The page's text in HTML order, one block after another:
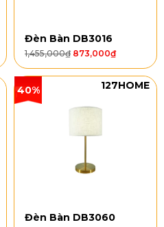
Đèn Bàn DB3016
1,455,000₫ 873,000₫
40% 127HOME
Đèn Bàn DB3060